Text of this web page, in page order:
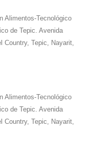
Alimentos-Tecnológico
de Tepic. Avenida
Country, Tepic, Nayarit,
Alimentos-Tecnológico
de Tepic. Avenida
Country, Tepic, Nayarit,